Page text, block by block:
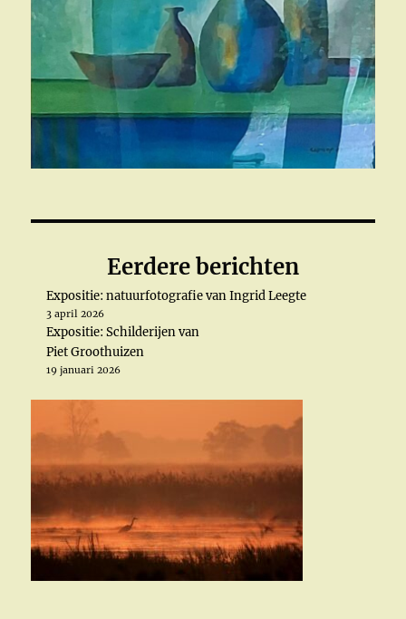
Eerdere berichten
Expositie: natuurfotografie van Ingrid Leegte
3 april 2026
Expositie: Schilderijen van
Piet Groothuizen
19 januari 2026